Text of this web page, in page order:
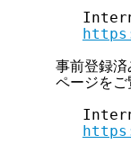
事前登録済
ページをご